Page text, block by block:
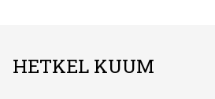
HETKEL KUUM